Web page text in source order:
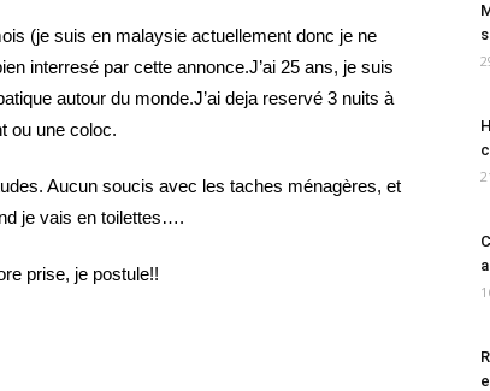
(je suis en malaysie actuellement donc je ne
interresé par cette annonce.J’ai 25 ans, je suis
autour du monde.J’ai deja reservé 3 nuits à
ou une coloc.
Aucun soucis avec les taches ménagères, et
je vais en toilettes….
prise, je postule!!